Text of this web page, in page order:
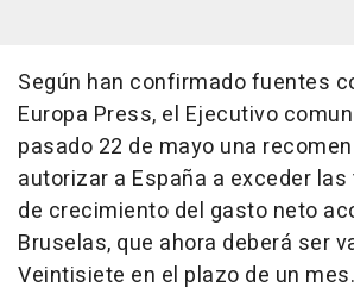
Según han confirmado fuentes
Europa Press, el Ejecutivo
pasado 22 de mayo una
autorizar a España a exceder
de crecimiento del gasto neto
Bruselas, que ahora deberá ser
Veintisiete en el plazo de un mes.